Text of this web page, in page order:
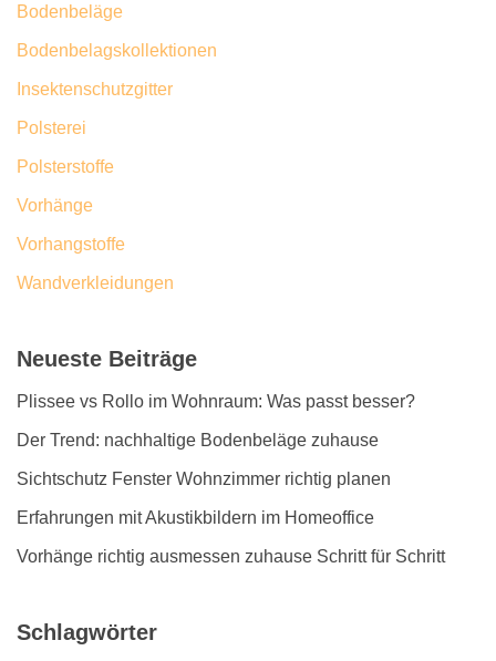
Bodenbeläge
Bodenbelagskollektionen
Insektenschutzgitter
Polsterei
Polsterstoffe
Vorhänge
Vorhangstoffe
Wandverkleidungen
Neueste Beiträge
Plissee vs Rollo im Wohnraum: Was passt besser?
Der Trend: nachhaltige Bodenbeläge zuhause
Sichtschutz Fenster Wohnzimmer richtig planen
Erfahrungen mit Akustikbildern im Homeoffice
Vorhänge richtig ausmessen zuhause Schritt für Schritt
Schlagwörter